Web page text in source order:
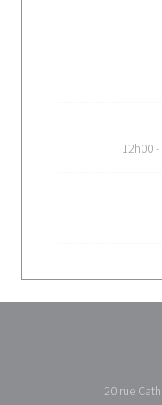
12h00
20 rue